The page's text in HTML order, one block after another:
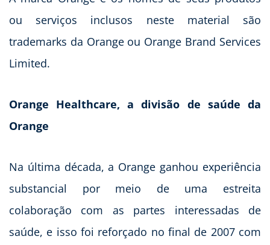
ou serviços inclusos neste material são
trademarks da Orange ou Orange Brand Services
Limited.
Orange Healthcare, a divisão de saúde da
Orange
Na última década, a Orange ganhou experiência
substancial por meio de uma estreita
colaboração com as partes interessadas de
saúde, e isso foi reforçado no final de 2007 com